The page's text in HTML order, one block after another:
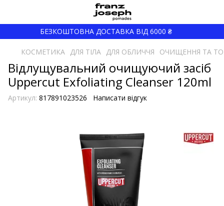
БЕЗКОШТОВНА ДОСТАВКА ВІД 6000 ₴
КОСМЕТИКА ДЛЯ ТІЛА ДЛЯ ОБЛИЧЧЯ ОЧИЩЕННЯ ТА
Відлущувальний очищуючий засіб
Uppercut Exfoliating Cleanser 120ml
Артикул: 817891023526 Написати відгук